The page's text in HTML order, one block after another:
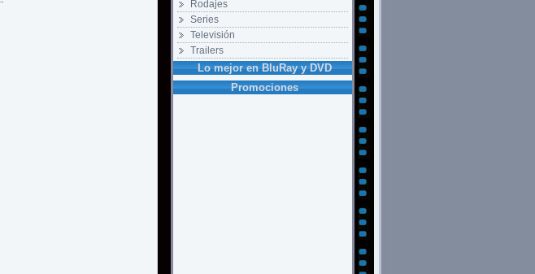
Rodajes
Series
Televisión
Trailers
Lo mejor en BluRay y DVD
Promociones